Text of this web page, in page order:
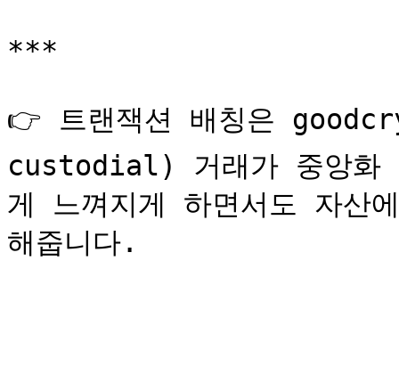
***
👉 트랜잭션 배칭은
custodial) 거래가 중앙화
게 느껴지게 하면서도 자산